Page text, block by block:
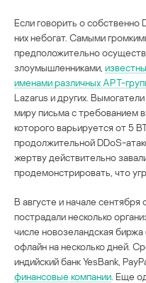
Если говорить о собственно
них небогат. Самыми
предположительно
злоумышленниками,
именами различных APT-
Lazarus и других.
миру письма с требованием
которого варьируется от 5
продолжительной DDoS-
жертву действительно
продемонстрировать, что
В августе и начале
пострадали несколько
числе новозеландская
офлайн на несколько дней.
индийский банк YesBank,
финансовые компании . Еще